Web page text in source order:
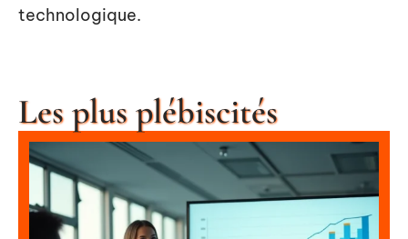
technologique.
Les plus plébiscités